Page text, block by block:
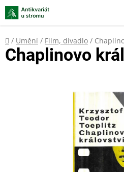
Přejít
na
obsah
Domů
/ Umění / Film, divadlo /
Chaplinovo